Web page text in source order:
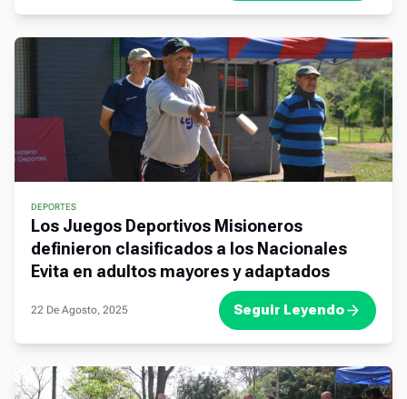
DEPORTES
Los Juegos Deportivos Misioneros
definieron clasificados a los Nacionales
Evita en adultos mayores y adaptados
22 De Agosto, 2025 Seguir Leyendo